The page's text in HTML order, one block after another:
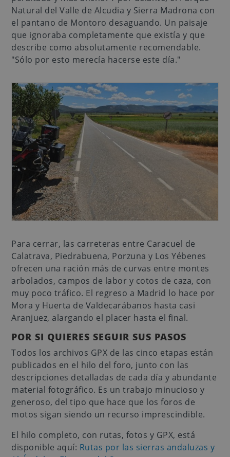
Natural del Valle de Alcudia y Sierra Madrona con
el pantano de Montoro desaguando. Un paisaje
que ignoraba completamente que existía y que
describe como absolutamente recomendable.
"Sólo por esto merecía hacerse este día."
Para cerrar, las carreteras entre Caracuel de
Calatrava, Piedrabuena, Porzuna y Los Yébenes
ofrecen una ración más de curvas entre montes
arbolados, campos de labor y cotos de caza, con
muy poco tráfico. El regreso a Madrid lo hace por
Mora y Huerta de Valdecarábanos hasta casi
Aranjuez, alargando el placer hasta el final.
POR SI QUIERES SEGUIR SUS PASOS
Todos los archivos GPX de las cinco etapas están
publicados en el hilo del foro, junto con las
descripciones detalladas de cada día y abundante
material fotográfico. Es un trabajo minucioso y
generoso, del tipo que hace que los foros de
motos sigan siendo un recurso imprescindible.
El hilo completo, con rutas, fotos y GPX, está
disponible aquí: Rutas por las sierras andaluzas y